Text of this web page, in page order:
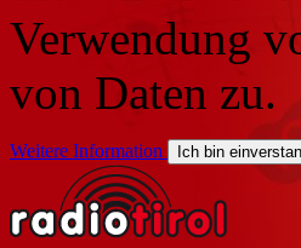
Verwendung
von Daten zu.
Weitere Information Ich bin